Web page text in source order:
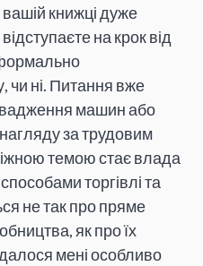
книжці дуже
на крок від
чи ні. Питання вже
машин або
за трудовим
темою стає влада
торгівлі та
не так про пряме
як про їх
мені особливо